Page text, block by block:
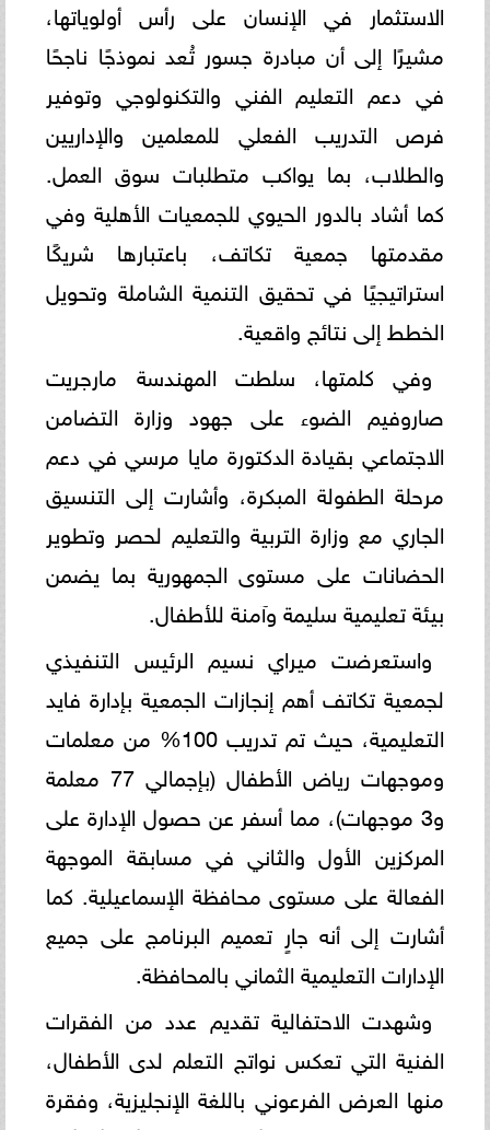
الاستثمار في الإنسان على رأس أولوياتها،
مشيرًا إلى أن مبادرة جسور تُعد نموذجًا ناجحًا
في دعم التعليم الفني والتكنولوجي وتوفير
فرص التدريب الفعلي للمعلمين والإداريين
والطلاب، بما يواكب متطلبات سوق العمل.
كما أشاد بالدور الحيوي للجمعيات الأهلية وفي
مقدمتها جمعية تكاتف، باعتبارها شريكًا
استراتيجيًا في تحقيق التنمية الشاملة وتحويل
الخطط إلى نتائج واقعية.
وفي كلمتها، سلطت المهندسة مارجريت
صاروفيم الضوء على جهود وزارة التضامن
الاجتماعي بقيادة الدكتورة مايا مرسي في دعم
مرحلة الطفولة المبكرة، وأشارت إلى التنسيق
الجاري مع وزارة التربية والتعليم لحصر وتطوير
الحضانات على مستوى الجمهورية بما يضمن
بيئة تعليمية سليمة وآمنة للأطفال.
واستعرضت ميراي نسيم الرئيس التنفيذي
لجمعية تكاتف أهم إنجازات الجمعية بإدارة فايد
التعليمية، حيث تم تدريب 100% من معلمات
وموجهات رياض الأطفال (بإجمالي 77 معلمة
و3 موجهات)، مما أسفر عن حصول الإدارة على
المركزين الأول والثاني في مسابقة الموجهة
الفعالة على مستوى محافظة الإسماعيلية. كما
أشارت إلى أنه جارٍ تعميم البرنامج على جميع
الإدارات التعليمية الثماني بالمحافظة.
وشهدت الاحتفالية تقديم عدد من الفقرات
الفنية التي تعكس نواتج التعلم لدى الأطفال،
منها العرض الفرعوني باللغة الإنجليزية، وفقرة